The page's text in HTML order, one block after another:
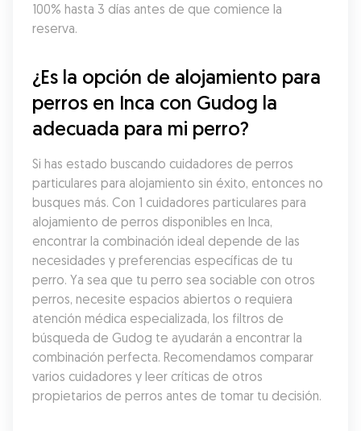
100% hasta 3 días antes de que comience la
reserva.
¿Es la opción de alojamiento para
perros en Inca con Gudog la
adecuada para mi perro?
Si has estado buscando cuidadores de perros
particulares para alojamiento sin éxito, entonces no
busques más. Con 1 cuidadores particulares para
alojamiento de perros disponibles en Inca,
encontrar la combinación ideal depende de las
necesidades y preferencias específicas de tu
perro. Ya sea que tu perro sea sociable con otros
perros, necesite espacios abiertos o requiera
atención médica especializada, los filtros de
búsqueda de Gudog te ayudarán a encontrar la
combinación perfecta. Recomendamos comparar
varios cuidadores y leer críticas de otros
propietarios de perros antes de tomar tu decisión.